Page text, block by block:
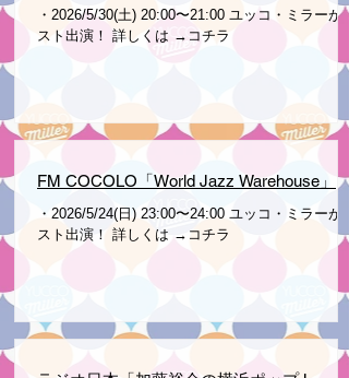
・2026/5/30(土) 20:00〜21:00 ユッコ・ミラーがゲ
スト出演！ 詳しくは →コチラ
FM COCOLO「World Jazz Warehouse」
・2026/5/24(日) 23:00〜24:00 ユッコ・ミラーがゲ
スト出演！ 詳しくは →コチラ